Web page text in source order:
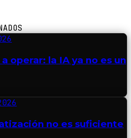
operar: la IA ya no es un
no es suficiente